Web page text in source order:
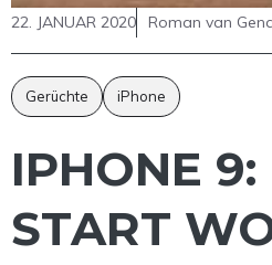
22. JANUAR 2020 Roman van
Gerüchte iPhone
IPHONE
START